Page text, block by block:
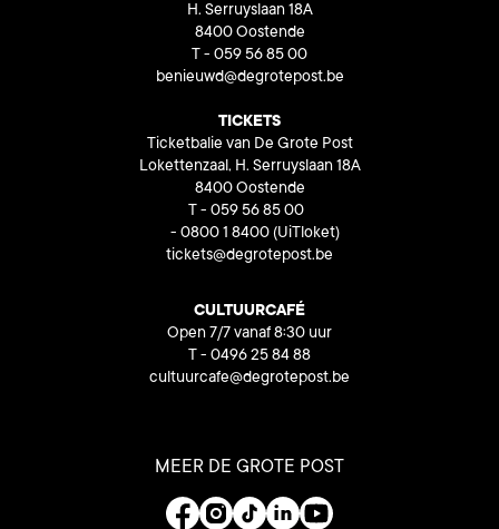
H. Serruyslaan 18A
8400 Oostende
T - 059 56 85 00
benieuwd@degrotepost.be
TICKETS
Ticketbalie van De Grote Post
Lokettenzaal, H. Serruyslaan 18A
8400 Oostende
T - 059 56 85 00
- 0800 1 8400 (UiTloket)
tickets@degrotepost.be
CULTUURCAFÉ
Open 7/7 vanaf 8:30 uur
T - 0496 25 84 88
cultuurcafe@degrotepost.be
MEER DE GROTE POST